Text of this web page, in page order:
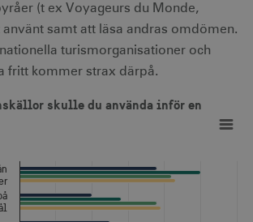
(t ex Voyageurs du Monde,
samt att läsa andras omdömen.
turismorganisationer och
fritt kommer strax därpå.
skulle du använda inför en
skulle du använda inför en
series.
informationskällor skulle du använda inför en